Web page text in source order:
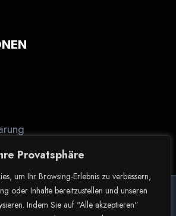
Provatsphäre
um Ihr Browsing-Erlebnis zu verbessern,
oder Inhalte bereitzustellen und unseren
Indem Sie auf "Alle akzeptieren"